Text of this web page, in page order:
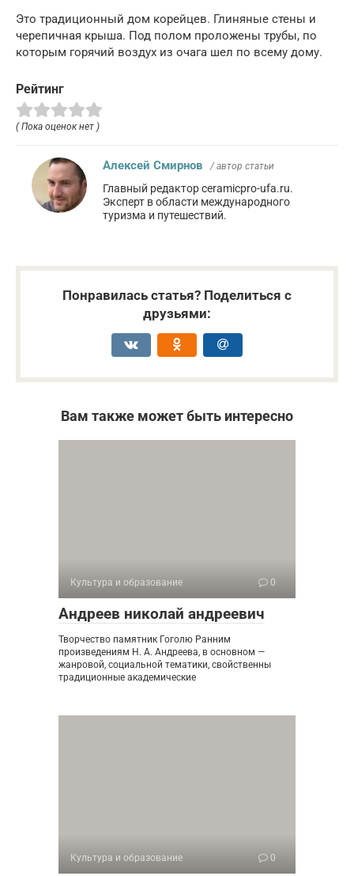
Это традиционный дом корейцев. Глиняные стены и
черепичная крыша. Под полом проложены трубы, по
которым горячий воздух из очага шел по всему дому.
Рейтинг
( Пока оценок нет )
Алексей Смирнов / автор статьи
Главный редактор ceramicpro-ufa.ru.
Эксперт в области международного
туризма и путешествий.
Понравилась статья? Поделиться с
друзьями:
Вам также может быть интересно
Культура и образование 0
Андреев николай андреевич
Творчество памятник Гоголю Ранним
произведениям Н. А. Андреева, в основном —
жанровой, социальной тематики, свойственны
традиционные академические
Культура и образование 0